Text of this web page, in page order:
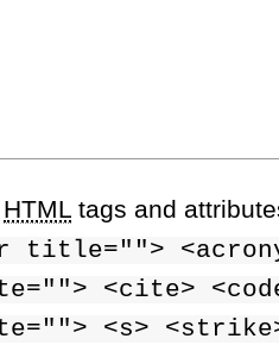
HTML tags and
title="">
<cite>
<s>